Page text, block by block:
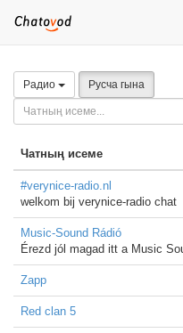
Радио Русча гына
Чатның исеме
#verynice-radio.nl
welkom bij verynice-radio chat
Music-Sound Rádió
Érezd jól magad itt a Music
Zapp
Red clan 5